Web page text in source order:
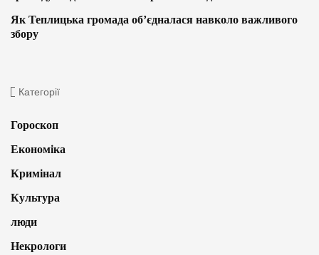
Як Теплицька громада об’єдналася навколо важливого
збору
Категорії
Гороскоп
Економіка
Кримінал
Культура
люди
Некрологи